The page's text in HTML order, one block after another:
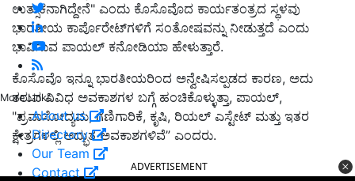
More Links
About us
Directory
Our Team
Contact
ಉತ್ಸುಕನಾಗಿದ್ದೇನೆ" ಎಂದು ಕೊಸೊವೊದ ಕಾರ್ಯತಂತ್ರದ ಸ್ಥಳವು
ಭಾರತೀಯ ಕಾರ್ಪೊರೇಟ್‌ಗಳಿಗೆ ಸಂತೋಷವನ್ನು ನೀಡುತ್ತದೆ ಎಂದು
ಭಾವಿಸುವ ಪಾಯಲ್ ಕನೋಡಿಯಾ ಹೇಳುತ್ತಾರೆ.
ಕೊಸೊವೊ ಇನ್ನೂ ಭಾರತೀಯರಿಂದ ಅನ್ವೇಷಿಸಲ್ಪಡದ ಕಾರಣ, ಅದು
ತರುವ ವಿವಿಧ ಅವಕಾಶಗಳ ಬಗ್ಗೆ ಹಂಚಿಕೊಳ್ಳುತ್ತಾ, ಪಾಯಲ್,
"ಪ್ರವಾಸೋದ್ಯಮ, ಗಣಿಗಾರಿಕೆ, ಕೃಷಿ, ರಿಯಲ್ ಎಸ್ಟೇಟ್ ಮತ್ತು ಇತರ
ಕ್ಷೇತ್ರಗಳಲ್ಲಿ ಅದ್ಭುತ ಅವಕಾಶಗಳಿವೆ” ಎಂದರು.
ADVERTISEMENT